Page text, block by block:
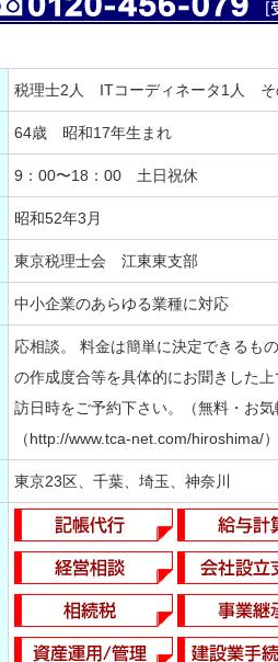
税理士2人 ITコーディネータ1人 そ
64歳 昭和17年生まれ
9：00〜18：00 土日祝休
昭和52年3月
東京税理士会 江東東支部
中小企業のあらゆる業種に対応
応相談。 料金は簡単に決定できるも
の作成度合等を具体的にお聞きした
訪日時をご予約下さい。（無料・お
（http://www.tca-net.com/hiroshima/
東京23区、千葉、埼玉、神奈川